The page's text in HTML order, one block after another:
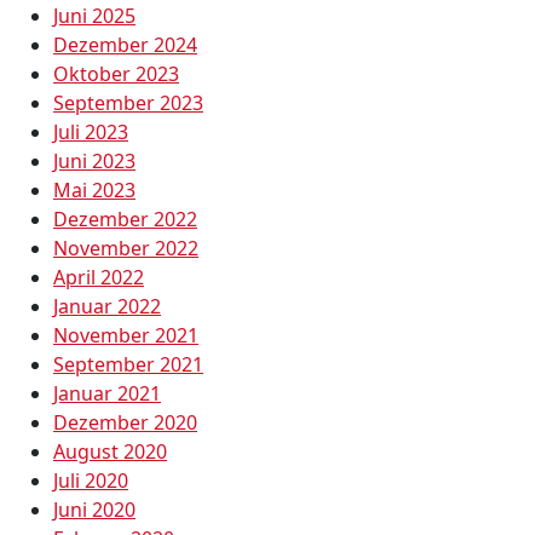
Juni 2025
Dezember 2024
Oktober 2023
September 2023
Juli 2023
Juni 2023
Mai 2023
Dezember 2022
November 2022
April 2022
Januar 2022
November 2021
September 2021
Januar 2021
Dezember 2020
August 2020
Juli 2020
Juni 2020